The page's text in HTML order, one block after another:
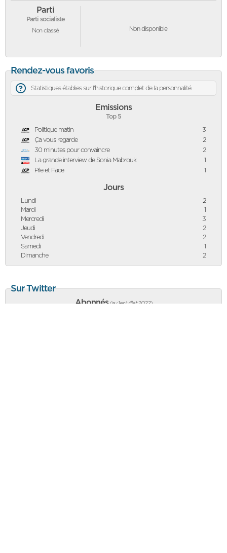
Parti
Parti socialiste
Non classé Non disponible
Rendez-vous favoris
Statistiques établies sur l'historique complet de la personnalité.
Emissions
Top 5
Politique matin
3
Ça vous regarde
2
30 minutes pour convaincre
2
La grande interview de Sonia Mabrouk
1
Pile et Face
1
Jours
Lundi
2
Mardi
1
Mercredi
3
Jeudi
2
Vendredi
2
Samedi
1
Dimanche
2
Sur Twitter
Abonnés (au 1er juillet 2022)